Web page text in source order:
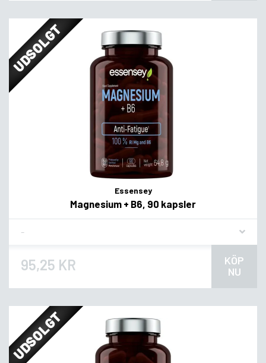
UDSOLGT
Essensey
Magnesium + B6, 90 kapsler
95,25 KR
KÖP
NU
UDSOLGT